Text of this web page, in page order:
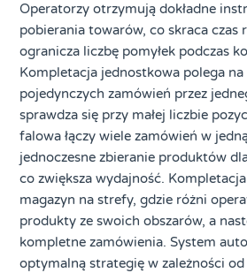
Operatorzy otrzymują dokładne
pobierania towarów, co skraca czas
ogranicza liczbę pomyłek podczas
Kompletacja jednostkowa polega na
pojedynczych zamówień przez
sprawdza się przy małej liczbie
falowa łączy wiele zamówień w
jednoczesne zbieranie produktów
co zwiększa wydajność.
magazyn na strefy, gdzie różni
produkty ze swoich obszarów, a
kompletne zamówienia. System
optymalną strategię w zależności